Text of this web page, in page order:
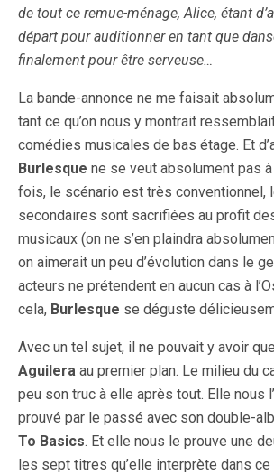
de tout ce remue-ménage, Alice, étant
départ pour auditionner en tant que
finalement pour être serveuse…
La bande-annonce ne me faisait
tant ce qu’on nous y montrait
comédies musicales de bas étage. Et
Burlesque ne se veut absolument pas
fois, le scénario est très conventionnel,
secondaires sont sacrifiées au profit
musicaux (on ne s’en plaindra
on aimerait un peu d’évolution dans le
acteurs ne prétendent en aucun cas à
cela, Burlesque se déguste
Avec un tel sujet, il ne pouvait y avoir que
Aguilera au premier plan. Le milieu du
peu son truc à elle après tout. Elle nous
prouvé par le passé avec son double-
To Basics. Et elle nous le prouve une
les sept titres qu’elle interprète dans ce